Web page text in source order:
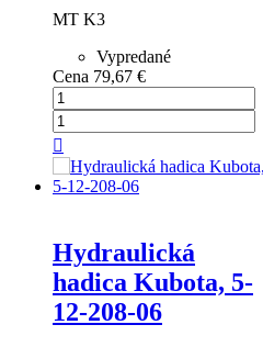
MT K3
Vypredané
Cena 79,67 €

Hydraulická
hadica Kubota, 5-
12-208-06